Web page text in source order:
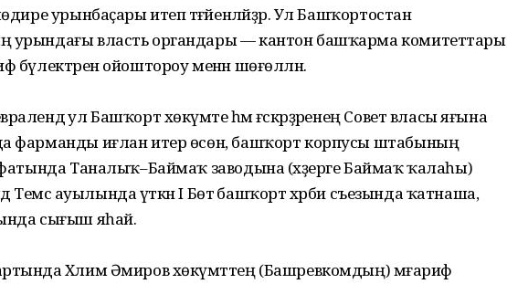
урынбаҫары итеп тәғәйенләйҙәр. Ул Башҡортостан
урындағы власть органдары — кантон башҡарма комитеттары
бүлектәрен ойоштороу менән шөғөлләнә.
ул Баш­ҡорт хөкүмәте һәм ғәскәрҙә­ренең Совет власы яғына
фарманды иғлан итер өсөн, башҡорт корпусы штабының
Тана­лыҡ–Баймаҡ заводына (хәҙерге Баймаҡ ҡалаһы)
Темәс ауылында үткән I Бөтә башҡорт хәрби съезында ҡатнаша,
сығыш яһай.
Хәлим Әмиров хөкүмәттең (Башрев­ком­дың) мәғариф